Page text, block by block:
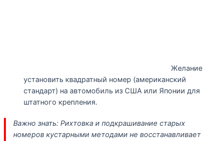
Желание
установить квадратный номер (американский
стандарт) на автомобиль из США или Японии для
штатного крепления.
Важно знать: Рихтовка и подкрашивание старых
номеров кустарными методами не восстанавливает